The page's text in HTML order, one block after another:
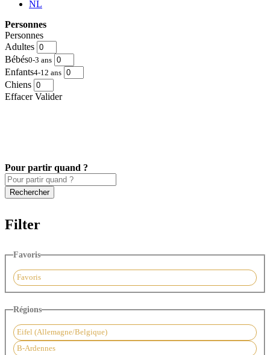
NL
Personnes
Personnes
Adultes
Bébés0-3 ans
Enfants4-12 ans
Chiens
Effacer Valider
Pour partir quand ?
Filter
Favoris
Favoris
Régions
Eifel (Allemagne/Belgique)
B-Ardennes